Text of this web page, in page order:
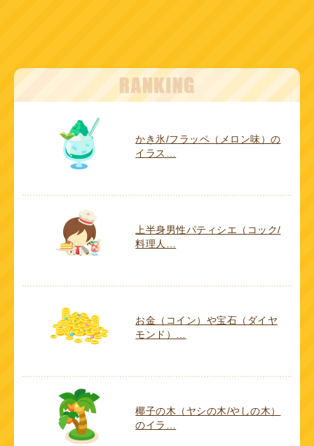
かき氷/フラッペ（メロン味）の
イラス…
上半身男性パティシエ（コック/
料理人…
お金（コイン）や宝石（ダイヤ
モンド）…
椰子の木（ヤシの木/やしの木）
のイラ…